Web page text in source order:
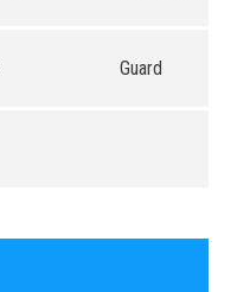
Guard